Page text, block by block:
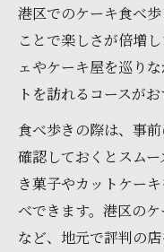
港区でのケーキ食べ
ことで楽しさが倍増
ェやケーキ屋を巡り
トを訪れるコースがお
食べ歩きの際は、事
確認しておくとスム
き菓子やカットケー
べできます。港区の
など、地元で評判の